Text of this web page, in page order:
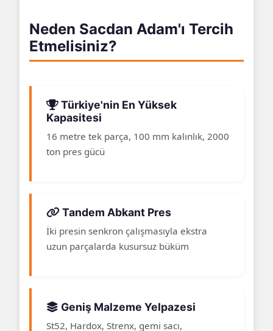
Neden Sacdan Adam'ı Tercih
Etmelisiniz?
Türkiye'nin En Yüksek
Kapasitesi
16 metre tek parça, 100 mm kalınlık, 2000
ton pres gücü
Tandem Abkant Pres
İki presin senkron çalışmasıyla ekstra
uzun parçalarda kusursuz büküm
Geniş Malzeme Yelpazesi
St52, Hardox, Strenx, gemi sacı,